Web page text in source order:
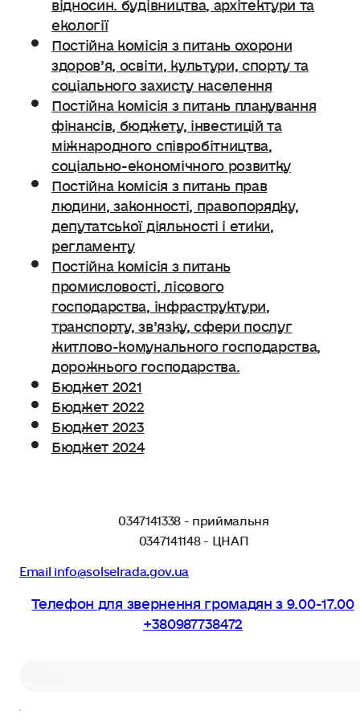
екології
Постійна комісія з питань охорони
здоров’я, освіти, культури, спорту та
соціального захисту населення
Постійна комісія з питань планування
фінансів, бюджету, інвестицій та
міжнародного співробітництва,
соціально-економічного розвитку
Постійна комісія з питань прав
людини, законності, правопорядку,
депутатської діяльності і етики,
регламенту
Постійна комісія з питань
промисловості, лісового
господарства, інфраструктури,
транспорту, зв’язку, сфери послуг
житлово-комунального господарства,
дорожнього господарства.
Бюджет 2021
Бюджет 2022
Бюджет 2023
Бюджет 2024
0347141338 - приймальня
0347141148 - ЦНАП
Email info@solselrada.gov.ua
Телефон для звернення громадян з 9.00-17.00
+380987738472